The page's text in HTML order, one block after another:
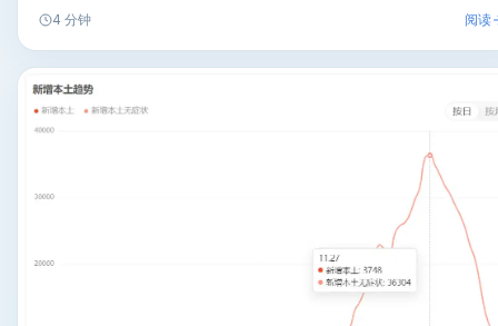
4 分钟 阅读